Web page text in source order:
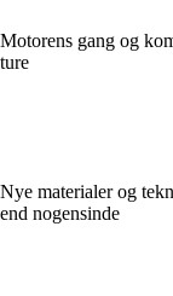
Motorens gang og
ture
Nye materialer og
end nogensinde